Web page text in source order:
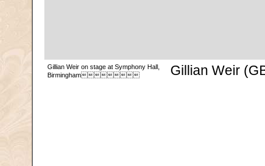
Gillian Weir on stage at Symphony Hall,
Birmingham
Gillian Weir